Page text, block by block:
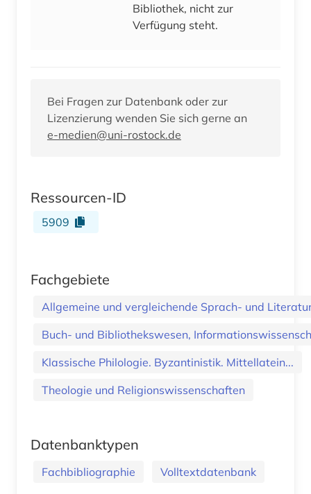
Bibliothek, nicht zur
Verfügung steht.
Bei Fragen zur Datenbank oder zur
Lizenzierung wenden Sie sich gerne an
e-medien@uni-rostock.de
Ressourcen-ID
5909
Fachgebiete
Allgemeine und vergleichende Sprach- und
Buch- und Bibliothekswesen,
Klassische Philologie. Byzantinistik. Mittellatein...
Theologie und Religionswissenschaften
Datenbanktypen
Fachbibliographie Volltextdatenbank